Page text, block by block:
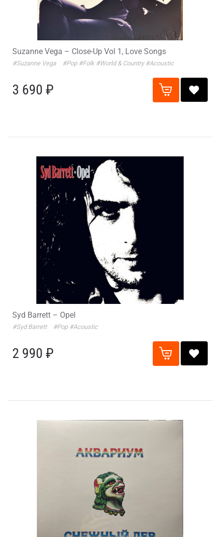
Suzanne Vega – Close-Up Vol 1, Love Songs
#Suzanne Vega #Pop #Folk #World & Country #Acoustic
3 690 ₽
Syd Barrett – Opel
#Syd Barrett #Pop #Acoustic
2 990 ₽